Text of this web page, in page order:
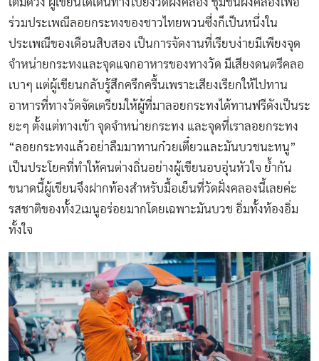
เต็มดวง ผู้เขียนได้เดินทางไปยังวัดฝั่งคลอง ชุมชนฝั่งคลองเพื่อ
ร่วมประเพณีลอยกระทงของชาวไทยพวนซึ่งก็เป็นหนึ่งใน
ประเพณีของเดือนสิบสอง เป็นการจัดงานที่เรียบง่ายมีเพียงจุด
จำหน่ายกระทงและจุดแจกอาหารของทางวัด มีเสียงดนตรีคลอ
เบาๆ แต่ผู้เขียนกลับรู้สึกครึกครื้นเพราะเสียงเรียกให้ไปทาน
อาหารที่ทางวัดจัดเตรียมให้ผู้ที่มาลอยกระทงได้ทานฟรีดังเป็นระ
ยะๆ ตั้งแต่ทางเข้า จุดจำหน่ายกระทง และจุดที่เราลอยกระทง
“ลอยกระทงแล้วอย่าลืมมาทานก๋วยเตี๋ยวและมันบวชนะหนู”
เป็นประโยคที่ทำให้คนต่างถิ่นอย่างผู้เขียนอบอุ่นหัวใจ ย้ำกัน
ขนาดนี้ผู้เขียนจึงฝากท้องสำหรับมื้อเย็นที่วัดฝั่งคลองนี้เลยค่ะ
รสชาติของทั้ง2เมนูอร่อยมากโดยเฉพาะมันบวช อิ่มทั้งท้องอิ่ม
ทั้งใจ